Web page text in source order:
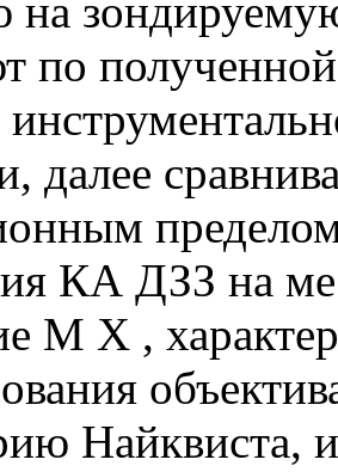
на
по
далее
КА ДЗЗ на
M X ,